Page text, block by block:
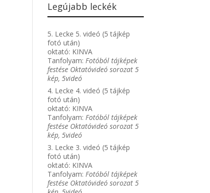
Legújabb leckék
5. Lecke 5. videó (5 tájkép
fotó után)
oktató: KINVA
Tanfolyam:Fotóból tájképek
festése Oktatóvideó sorozat 5
kép, 5videó
4. Lecke 4. videó (5 tájkép
fotó után)
oktató: KINVA
Tanfolyam:Fotóból tájképek
festése Oktatóvideó sorozat 5
kép, 5videó
3. Lecke 3. videó (5 tájkép
fotó után)
oktató: KINVA
Tanfolyam:Fotóból tájképek
festése Oktatóvideó sorozat 5